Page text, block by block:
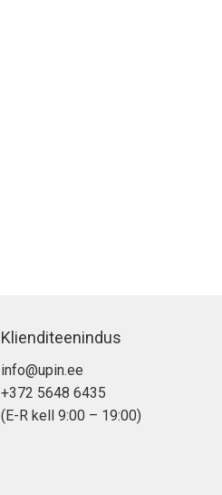
Klienditeenindus
info@upin.ee
+372 5648 6435
(E-R kell 9:00 – 19:00)